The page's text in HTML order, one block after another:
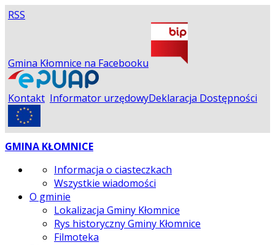
RSS
Gmina Kłomnice na Facebooku
Kontakt Informator urzędowyDeklaracja Dostępności
GMINA KŁOMNICE
Informacja o ciasteczkach
Wszystkie wiadomości
O gminie
Lokalizacja Gminy Kłomnice
Rys historyczny Gminy Kłomnice
Filmoteka